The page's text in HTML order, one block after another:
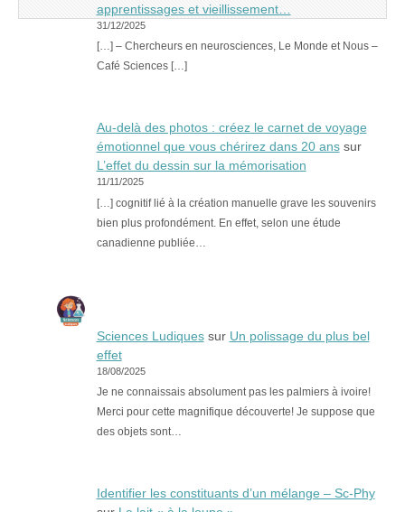
apprentissages et vieillissement…
31/12/2025
[…] – Chercheurs en neurosciences, Le Monde et Nous –
Café Sciences […]
Au-delà des photos : créez le carnet de voyage
émotionnel que vous chérirez dans 20 anssur
L’effet du dessin sur la mémorisation
11/11/2025
[…] cognitif lié à la création manuelle grave les souvenirs
bien plus profondément. En effet, selon une étude
canadienne publiée…
Sciences Ludiquessur Un polissage du plus bel
effet
18/08/2025
Je ne connaissais absolument pas les palmiers à ivoire!
Merci pour cette magnifique découverte! Je suppose que
des objets sont…
Identifier les constituants d’un mélange – Sc-Phy